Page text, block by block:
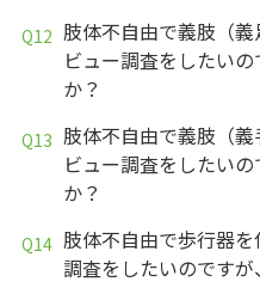
肢体不自由で義肢（
ビュー調査をしたい
か？
肢体不自由で義肢（
ビュー調査をしたい
か？
肢体不自由で歩行器
調査をしたいのです